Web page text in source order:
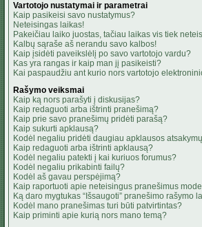
Vartotojo nustatymai ir parametrai
Kaip pasikeisi savo nustatymus?
Neteisingas laikas!
Pakeičiau laiko juostas, tačiau laikas vis tiek
Kalbų sąraše aš nerandu savo kalbos!
Kaip įsidėti paveikslėlį po savo vartotojo vardu?
Kas yra rangas ir kaip man jį pasikeisti?
Kai paspaudžiu ant kurio nors vartotojo
Rašymo veiksmai
Kaip ką nors parašyti į diskusijas?
Kaip redaguoti arba ištrinti pranešimą?
Kaip prie savo pranešimų pridėti parašą?
Kaip sukurti apklausą?
Kodėl negaliu pridėti daugiau apklausos
Kaip redaguoti arba ištrinti apklausą?
Kodėl negaliu patekti į kai kuriuos forumus?
Kodėl negaliu prikabinti failų?
Kodėl aš gavau perspėjimą?
Kaip raportuoti apie neteisingus pranešimus
Ką daro mygtukas “Išsaugoti” pranešimo rašymo
Kodėl mano pranešimas turi būti patvirtintas?
Kaip priminti apie kurią nors mano temą?